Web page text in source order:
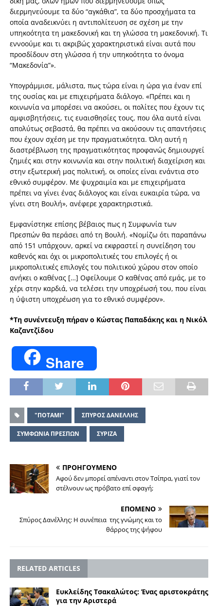
διερμηνεύουμε τα δύο “αγκάθια”, τα δύο προσχήματα τα
οποία αναδεικνύει η αντιπολίτευση σε σχέση με την
υπηκοότητα τη μακεδονική και τη γλώσσα τη μακεδονική. Τι
εννοούμε και τι ακριβώς χαρακτηριστικά είναι αυτά που
προσδίδουν στη γλώσσα ή την υπηκοότητα το όνομα
“Μακεδονία”».
Υπογράμμισε, μάλιστα, πως τώρα είναι η ώρα για έναν επί
της ουσίας και με επιχειρήματα διάλογο. «Πρέπει και η
κοινωνία να μπορέσει να ακούσει, οι πολίτες που έχουν τις
αμφισβητήσεις, τις ευαισθησίες τους, που όλα αυτά είναι
απολύτως σεβαστά, θα πρέπει να ακούσουν τις απαντήσεις
που έχουν σχέση με την πραγματικότητα. Όλη αυτή η
διαστρέβλωση της πραγματικότητας προφανώς δημιουργεί
ζημιές και στην κοινωνία και στην ποιλιτική διαχείριση και
στην εξωτερική μας πολιτική, οι οποίες είναι ενάντια στο
εθνικό συμφέρον. Με ψυχραιμία και με επιχειρήματα
πρέπει να γίνει ένας διάλογος και είναι ευκαιρία τώρα, να
γίνει στη Βουλή», ανέφερε χαρακτηριστικά.
Εμφανίστηκε επίσης βέβαιος πως η Συμφωνία των
Πρεσπών θα περάσει από τη Βουλή. «Νομίζω ότι παραπάνω
από 151 υπάρχουν, αρκεί να εκφραστεί η συνείδηση του
καθενός και όχι οι μικροπολιτικές του επιλογές ή οι
μικροπολιτικές επιλογές του πολιτικού χώρου στον οποίο
ανήκει ο καθένας […] Οφείλουμε Ο καθένας από εμάς, με το
χέρι στην καρδιά, να τελέσει την υποχρέωσή του, που είναι
η ύψιστη υποχρέωση για το εθνικό συμφέρον».
*Τη συνέντευξη πήραν ο Κώστας Παπαδάκης και η Νικόλ
Καζαντζίδου
Share
"ΠΟΤΑΜΙ" ΣΠΥΡΟΣ ΔΑΝΕΛΛΗΣ
ΣΥΜΦΩΝΙΑ ΠΡΕΣΠΩΝ ΣΥΡΙΖΑ
ΠΡΟΗΓΟΥΜΕΝΟ
Αφού δεν μπορεί απέναντι στον Τσίπρα, γιατί τον
στέλνουν ως πρόβατο επί σφαγή;
ΕΠΟΜΕΝΟ
Σπύρος Δανέλλης: Η συνέπεια της γνώμης και το
θάρρος της ψήφου
RELATED ARTICLES
Ευκλείδης Τσακαλώτος: Ένας αριστοκράτης
για την Αριστερά